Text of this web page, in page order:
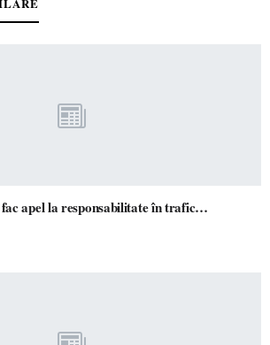
Polițiștii sătmăreni fac apel la responsabilitate în trafic…